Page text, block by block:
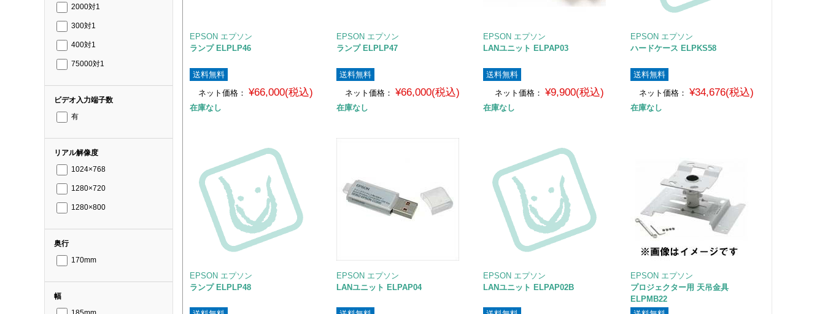
2000対1
300対1
400対1
75000対1
ビデオ入力端子数
有
リアル解像度
1024×768
1280×720
1280×800
奥行
170mm
幅
EPSON エプソン
ランプ ELPLP46
送料無料
ネット価格：
¥66,000(税込)
在庫なし
EPSON エプソン
ランプ ELPLP47
送料無料
ネット価格：
¥66,000(税込)
在庫なし
EPSON エプソン
LANユニット ELPAP03
送料無料
ネット価格：
¥9,900(税込)
在庫なし
EPSON エプソン
ハードケース ELPKS58
送料無料
ネット価格： ¥34,676(税込)
在庫なし
EPSON エプソン
ランプ ELPLP48
EPSON エプソン
LANユニット ELPAP04
EPSON エプソン
LANユニット ELPAP02B
EPSON エプソン
プロジェクター用 天吊金具
ELPMB22